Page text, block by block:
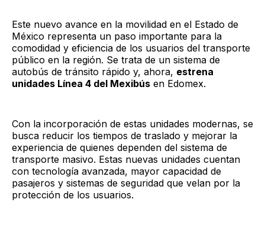
Este nuevo avance en la movilidad en el Estado de
México representa un paso importante para la
comodidad y eficiencia de los usuarios del transporte
público en la región. Se trata de un sistema de
autobús de tránsito rápido y, ahora, estrena
unidades Línea 4 del Mexibús en Edomex.
Con la incorporación de estas unidades modernas, se
busca reducir los tiempos de traslado y mejorar la
experiencia de quienes dependen del sistema de
transporte masivo. Estas nuevas unidades cuentan
con tecnología avanzada, mayor capacidad de
pasajeros y sistemas de seguridad que velan por la
protección de los usuarios.